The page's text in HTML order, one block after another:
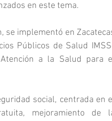
en este tema.
se implementó en
Públicos de Salud
a la Salud para
social, centrada en
mejoramiento de